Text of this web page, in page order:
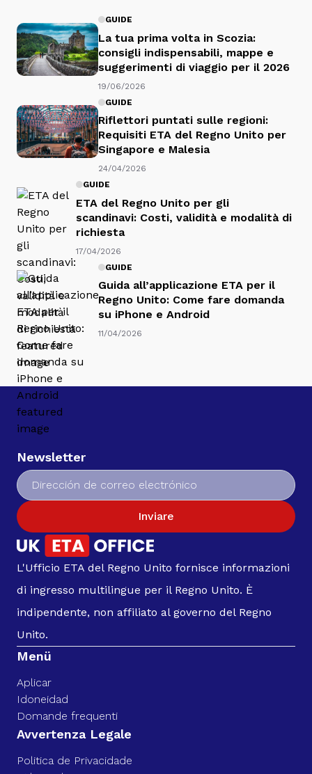
GUIDE
La tua prima volta in Scozia:
consigli indispensabili, mappe e
suggerimenti di viaggio per il 2026
19/06/2026
GUIDE
Riflettori puntati sulle regioni:
Requisiti ETA del Regno Unito per
Singapore e Malesia
24/04/2026
GUIDE
ETA del Regno Unito per gli
scandinavi: Costi, validità e modalità di
richiesta
17/04/2026
GUIDE
Guida all’applicazione ETA per il
Regno Unito: Come fare domanda
su iPhone e Android
11/04/2026
Newsletter
Inviare
L'Ufficio ETA del Regno Unito fornisce informazioni
di ingresso multilingue per il Regno Unito. È
indipendente, non affiliato al governo del Regno
Unito.
Menü
Aplicar
Idoneidad
Domande frequenti
Avvertenza Legale
Politica de Privacidade